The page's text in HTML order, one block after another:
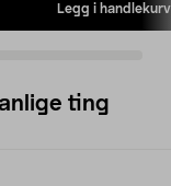
Legg i handlekurv
ting